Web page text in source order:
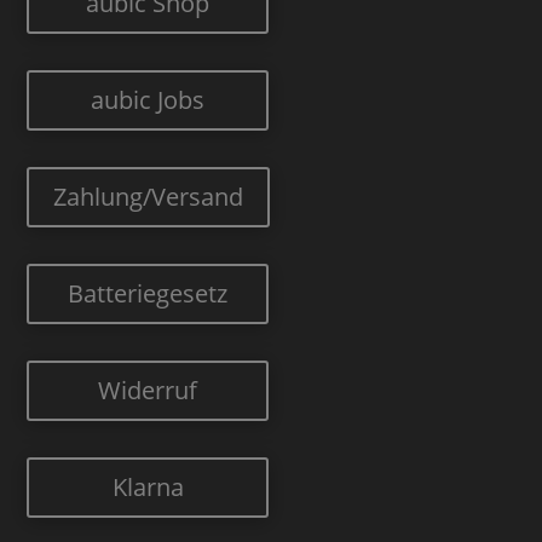
aubic Jobs
Zahlung/Versand
Batteriegesetz
Widerruf
Klarna